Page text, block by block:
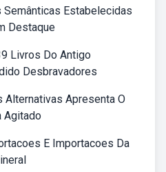
Semânticas Estabelecidas
Destaque
Livros Do Antigo
Desbravadores
Alternativas Apresenta O
Agitado
E Importacoes Da